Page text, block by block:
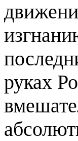
руках